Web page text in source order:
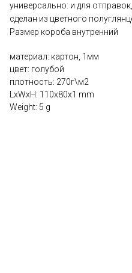
универсально: и для
сделан из цветного
Размер короба внутренний
материал: картон, 1мм
цвет: голубой
плотность: 270г\м2
LxWxH: 110x80x1 mm
Weight: 5 g